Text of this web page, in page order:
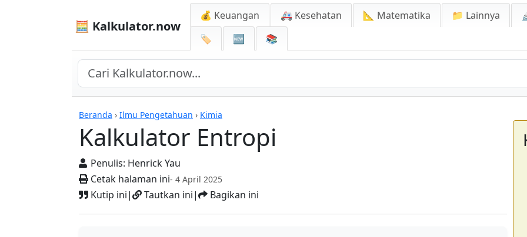
🧮 Kalkulator.now
💰 Keuangan 🚑 Kesehatan 📐 Matematika 📁 Lainnya
🏷️
🆕 📚
Beranda › Ilmu Pengetahuan › Kimia
Kalkulator Entropi
Penulis: Henrick Yau
Cetak halaman ini- 4 April 2025
Kutip ini| Tautkan ini| Bagikan ini
Kalkulator-kalkulator